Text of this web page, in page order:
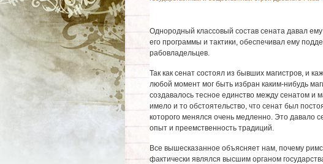
Однородный классовый состав сената давал
его программы и тактики, обеспечивал ему
рабовладельцев.
Так как сенат состоял из бывших магистров, и
любой момент мог быть избран каким-нибудь
создавалось тесное единство между сенатом и
имело и то обстоятельство, что сенат был
которого менялся очень медленно. Это давало
опыт и преемственность традиций.
Все вышесказанное объясняет нам, почему
фактически являлся высшим органом